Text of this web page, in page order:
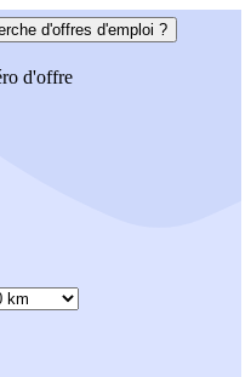
d'offres d'emploi ?
d'offre